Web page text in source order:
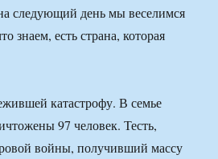
следующий день мы веселимся
знаем, есть страна, которая
катастрофу. В семье
97 человек. Тесть,
войны, получивший массу